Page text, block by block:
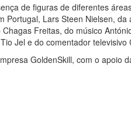
de figuras de diferentes
Portugal, Lars Steen Nielsen,
Freitas, do músico
Jel e do comentador
GoldenSkill, com o apoio